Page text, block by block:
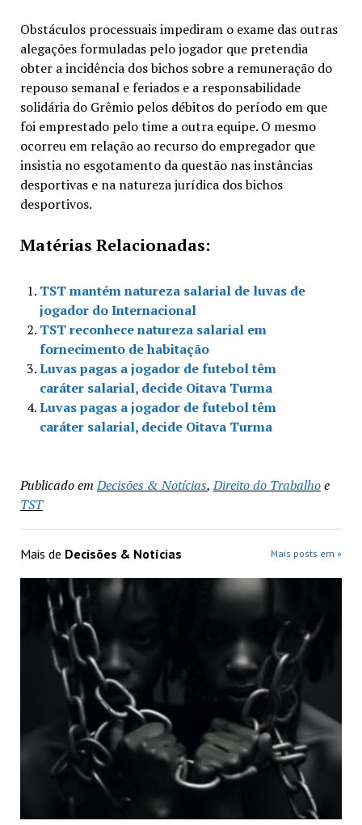
Obstáculos processuais impediram o exame das outras
alegações formuladas pelo jogador que pretendia
obter a incidência dos bichos sobre a remuneração do
repouso semanal e feriados e a responsabilidade
solidária do Grêmio pelos débitos do período em que
foi emprestado pelo time a outra equipe. O mesmo
ocorreu em relação ao recurso do empregador que
insistia no esgotamento da questão nas instâncias
desportivas e na natureza jurídica dos bichos
desportivos.
Matérias Relacionadas:
TST mantém natureza salarial de luvas de
jogador do Internacional
TST reconhece natureza salarial em
fornecimento de habitação
Luvas pagas a jogador de futebol têm
caráter salarial, decide Oitava Turma
Luvas pagas a jogador de futebol têm
caráter salarial, decide Oitava Turma
Publicado em Decisões & Notícias,Direito do Trabalhoe
TST
Mais de Decisões & Notícias Mais posts em »